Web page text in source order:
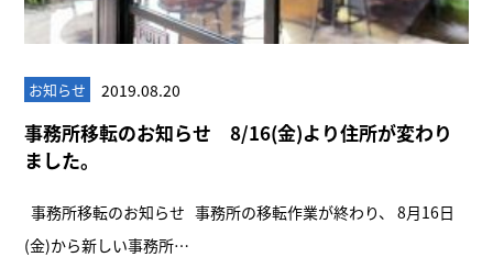
お知らせ 2019.08.20
事務所移転のお知らせ 8/16(金)より住所が変わり
ました。
事務所移転のお知らせ 事務所の移転作業が終わり、 8月16日
(金)から新しい事務所…